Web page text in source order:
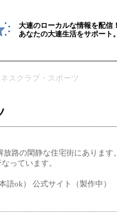
大連のローカルな情報を配信
あなたの大連生活をサポート
スクラブ・スポーツ
路の閑静な住宅街にあります
っています。
語ok） 公式サイト（製作中）